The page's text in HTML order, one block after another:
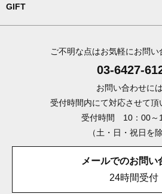
GIFT
ご不明な点はお気軽にお問
03-6427-
お問い合わせには
受付時間内にて対応させて頂
受付時間 10：00～
（土・日・祝日を除
メールでのお問い
24時間受付